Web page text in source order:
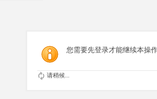
您需要先登录才能继续本操
请稍候...